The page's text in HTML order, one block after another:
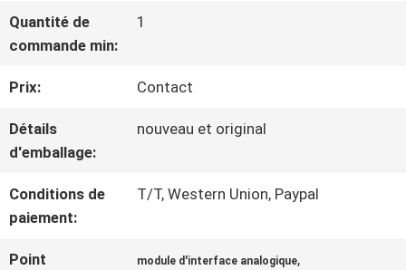
VISITE
D'USINE
CONTRÔLE
DE
LA
QUALITÉ
Quantité de
commande min:
1
Prix: Contact
Détails
d'emballage:
nouveau et original
Conditions de
paiement:
T/T, Western Union, Paypal
Point
module d'interface analogique,